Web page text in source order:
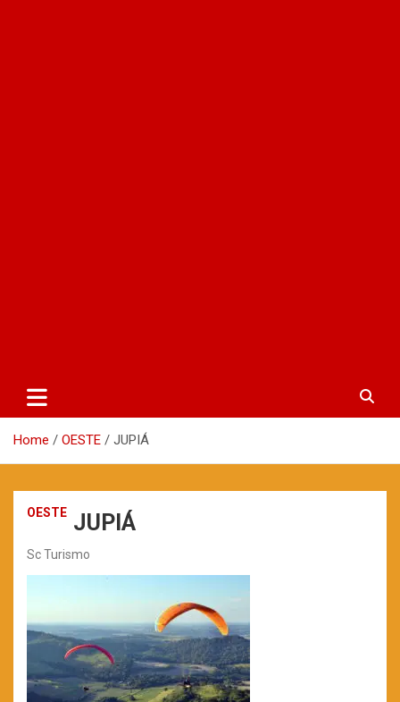
Home OESTE JUPIÁ
OESTE JUPIÁ
Sc Turismo